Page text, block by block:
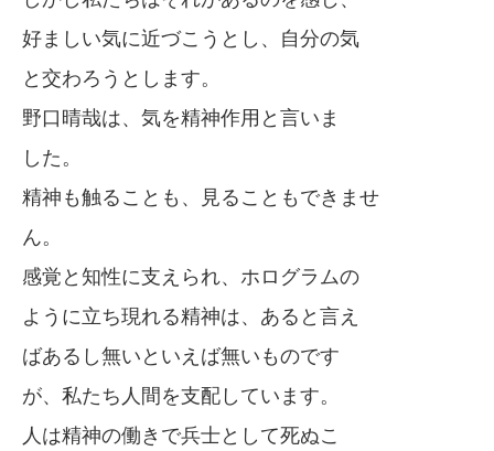
好ましい気に近づこうとし、自分の気
と交わろうとします。
野口晴哉は、気を精神作用と言いま
した。
精神も触ることも、見ることもできませ
ん。
感覚と知性に支えられ、ホログラムの
ように立ち現れる精神は、あると言え
ばあるし無いといえば無いものです
が、私たち人間を支配しています。
人は精神の働きで兵士として死ぬこ